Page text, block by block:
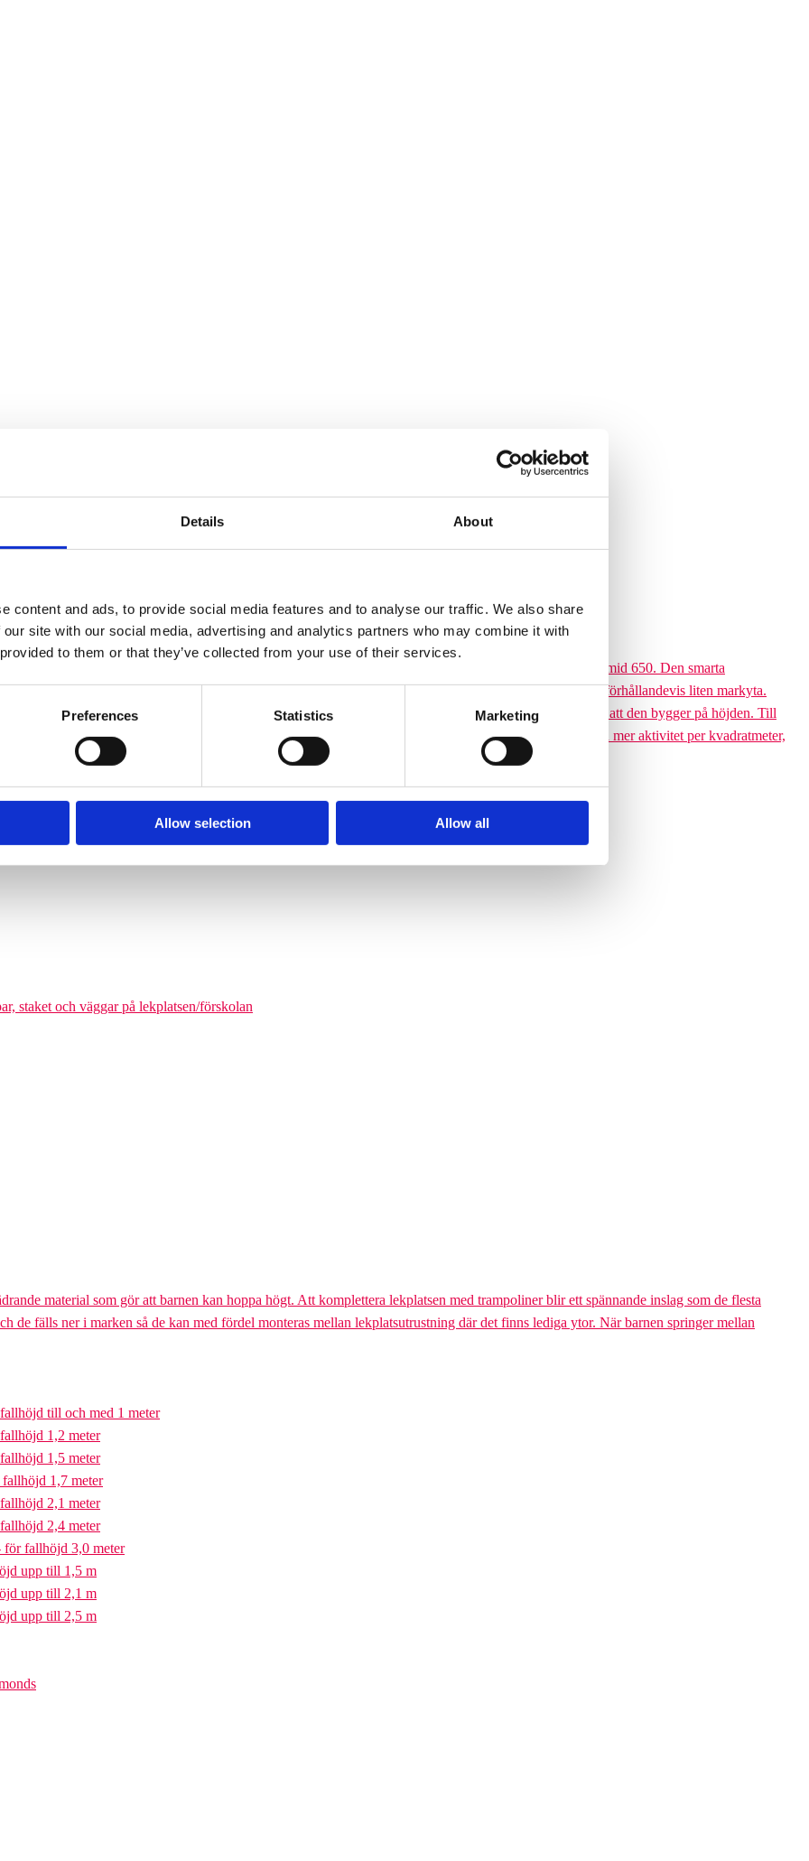
Details About
content and ads, to provide social media features and to analyse our traffic. We also share
site with our social media, advertising and analytics partners who may combine it with
to them or that they’ve collected from your use of their services.
Preferences Statistics Marketing
Allow selection Allow all
finns i flera storlekar, från tre meters höjd upp till den 6,5 meter höga Climbing pyramid 650. Läs mer...
klätterpyramider finns i flera storlekar, från tre meters höjd upp till den 6,5 meter höga Climbing pyramid 650. Den smarta
barn från cirka 6 år och uppåt att klättra på en och samma gång. Dessutom tar klätterpyramiden upp en förhållandevis liten markyta.
med en diameter på cirka 9–14,5 meter. Det som gör klätterpyramiden till ett yteffektivt val är att den bygger på höjden. Till
större plats, maximerar nätstrukturen antalet användare på ytan. Ni får plats med betydligt fler barn och mer aktivitet per kvadratmeter,
och kommunala parker.
där man kan förena leken med matematikutmaningar
staket och väggar på lekplatsen/förskolan
material som gör att barnen kan hoppa högt. Att komplettera lekplatsen med trampoliner blir ett spännande inslag som de flesta
de fälls ner i marken så de kan med fördel monteras mellan lekplatsutrustning där det finns lediga ytor. När barnen springer mellan
till och med 1 meter
1,2 meter
1,5 meter
1,7 meter
2,1 meter
2,4 meter
för fallhöjd 3,0 meter
upp till 1,5 m
upp till 2,1 m
upp till 2,5 m